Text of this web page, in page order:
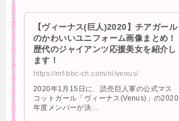
【ヴィーナス(巨人)2020】チアガール
のかわいいユニフォーム画像まとめ！
歴代のジャイアンツ応援美女を紹介し
ます！
https://mf-bbc-ch.com/ni/venus/
2020年1月15日に、読売巨人軍の公式マス
コットガール「ヴィーナス(Venus)」の2020
年度メンバーが決…